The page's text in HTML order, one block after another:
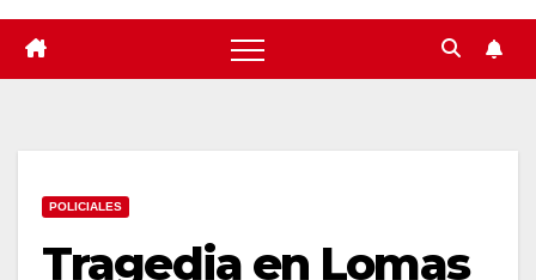
POLICIALES
Tragedia en Lomas